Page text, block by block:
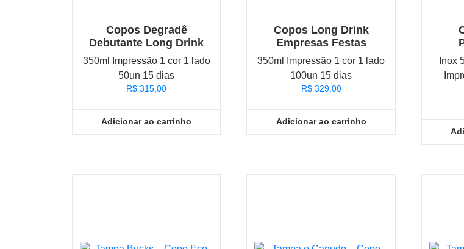
Copos Degradê
Debutante Long Drink
350ml Impressão 1 cor 1 lado
50un 15 dias
R$ 315,00
Adicionar ao carrinho
Copos Long Drink
Empresas Festas
350ml Impressão 1 cor 1 lado
100un 15 dias
R$329,00
Adicionar ao carrinho
Inox